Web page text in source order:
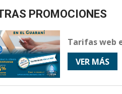
PROMOCIONES
Tarifas web
VER MÁS